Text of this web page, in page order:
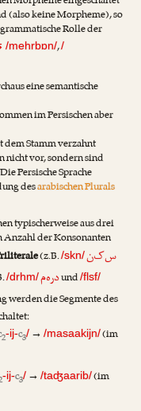
(also keine Morpheme), so
Rolle der
/mehrbɒn/,/
eine semantische
im Persischen aber
Stamm verzahnt
nicht vor, sondern sind
Persische Sprache
desarabischen Plurals
typischerweise aus drei
Anzahl der Konsonanten
(z.B./skn/س‌ک‌ن
/drhm/د‌ر‌ه‌مund/flsf/
werden die Segmente des
2-ij-c3/→ /masaakijn/(im
-ij-c3/→ /taʤaarib/(im